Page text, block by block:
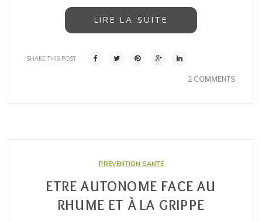
LIRE LA SUITE
SHARE THIS POST
2 COMMENTS
PRÉVENTION SANTÉ
ETRE AUTONOME FACE AU
RHUME ET À LA GRIPPE